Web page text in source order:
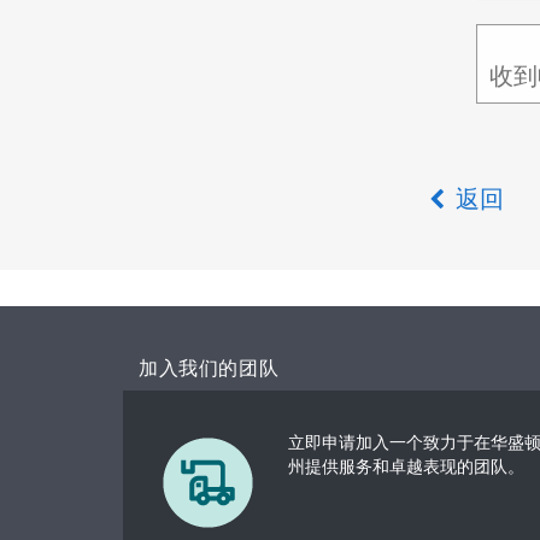
收
返回
加入我们的团队
立即申请加入一个致力于在华盛顿
州提供服务和卓越表现的团队。